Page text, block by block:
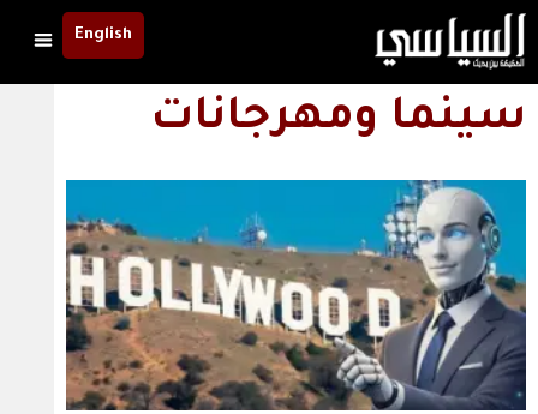
English
سينما ومهرجانات